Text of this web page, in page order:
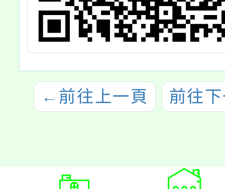
← 前往上一頁 前往